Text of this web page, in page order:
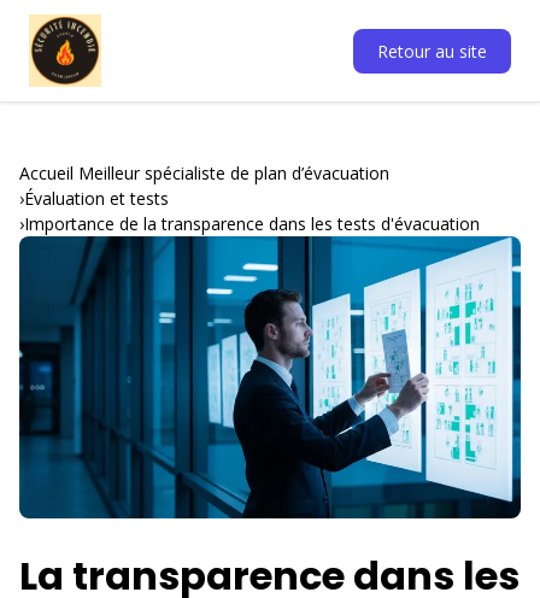
Retour au site
Accueil Meilleur spécialiste de plan d’évacuation
Évaluation et tests
Importance de la transparence dans les tests d'évacuation
La transparence dans les